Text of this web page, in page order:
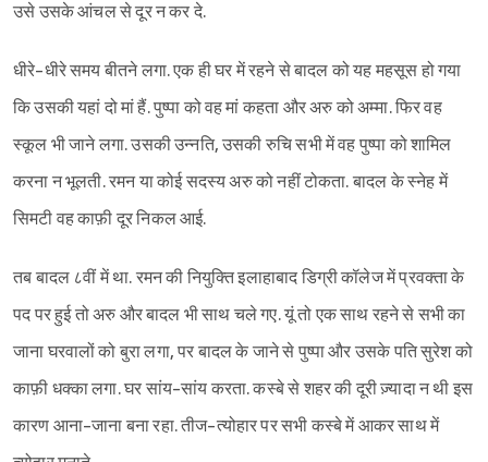
उसे उसके आंचल से दूर न कर दे.
धीरे-धीरे समय बीतने लगा. एक ही घर में रहने से बादल को यह महसूस हो गया
कि उसकी यहां दो मां हैं. पुष्पा को वह मां कहता और अरु को अम्मा. फिर वह
स्कूल भी जाने लगा. उसकी उन्नति, उसकी रुचि सभी में वह पुष्पा को शामिल
करना न भूलती. रमन या कोई सदस्य अरु को नहीं टोकता. बादल के स्नेह में
सिमटी वह काफ़ी दूर निकल आई.
तब बादल ८वीं में था. रमन की नियुक्ति इलाहाबाद डिग्री कॉलेज में प्रवक्ता के
पद पर हुई तो अरु और बादल भी साथ चले गए. यूं तो एक साथ रहने से सभी का
जाना घरवालों को बुरा लगा, पर बादल के जाने से पुष्पा और उसके पति सुरेश को
काफ़ी धक्का लगा. घर सांय-सांय करता. कस्बे से शहर की दूरी ज़्यादा न थी इस
कारण आना-जाना बना रहा. तीज-त्योहार पर सभी कस्बे में आकर साथ में